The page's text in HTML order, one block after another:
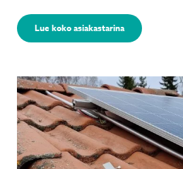
Lue koko asiakastarina